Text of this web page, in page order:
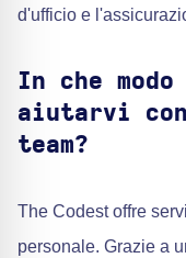
d'ufficio e
In che modo
aiutarvi
team?
The Codest offre
personale. Grazie a